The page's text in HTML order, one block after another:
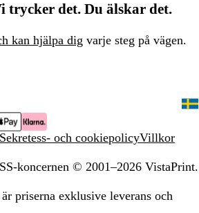
sidan
sidan
sidan
trycker det. Du älskar det.
kan hjälpa dig varje steg på vägen.
Sekretess- och cookiepolicyVillkor
koncernen © 2001–2026 VistaPrint.
priserna exklusive leverans och